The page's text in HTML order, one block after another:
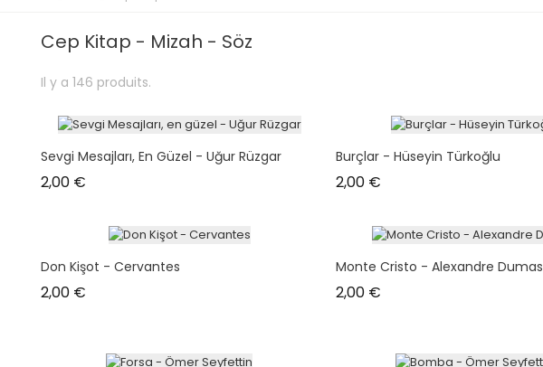
Cep Kitap - Mizah - Söz
Il y a 146 produits.
Sevgi Mesajları, En Güzel - Uğur Rüzgar
2,00 €
Burçlar - Hüseyin Türkoğlu
2,00 €
Don Kişot - Cervantes
2,00 €
Monte Cristo - Alexandre Dumas
2,00 €